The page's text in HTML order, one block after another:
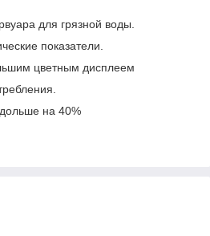
для грязной воды.
показатели.
цветным дисплеем
на 40%